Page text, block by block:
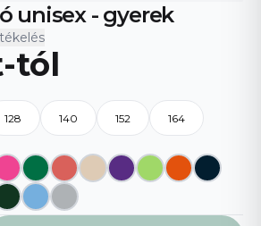
unisex - gyerek
-tól
128 140 152 164